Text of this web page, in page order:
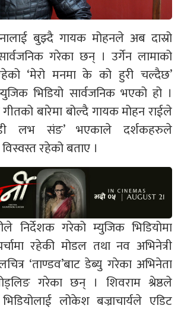
बुझ्दै गायक मोहनले अब दास्रो
गरेका छन् । उर्गेन लामाको
‘मेरो मनमा के को हुरी चल्दैछ’
भिडियो सार्वजनिक भएको हो ।
बारेमा बोल्दै गायक मोहन राईले
लभ संङ’ भएकाले दर्शकहरुले
रहेको बताए ।
निर्देशक गरेको म्युजिक भिडियोमा
रहेकी मोडल तथा नव अभिनेत्री
‘ताण्डव’बाट डेब्यु गरेका अभिनेता
गरेका छन् । शिवराम श्रेष्ठले
लोकेश बज्राचार्यले एडिट